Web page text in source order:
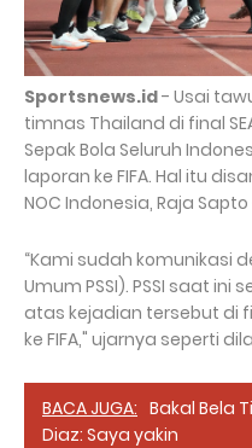
Sportsnews.id- Usai
timnas Thailand di final
Sepak Bola Seluruh
laporan ke FIFA. Hal itu
NOC Indonesia, Raja
“Kami sudah komunikasi
Umum PSSI). PSSI saat
atas kejadian tersebut di
ke FIFA," ujarnya seperti
BACA JUGA: Bakal Bela
Diaz: Saya yakin